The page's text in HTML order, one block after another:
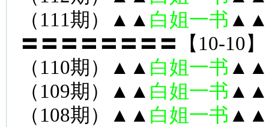
（111期）▲▲ 白姐一书 ▲▲
〓〓〓〓〓〓〓〓【10-10】
（110期）▲▲ 白姐一书 ▲▲
（109期）▲▲ 白姐一书 ▲▲
（108期）▲▲ 白姐一书 ▲▲